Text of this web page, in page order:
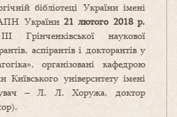
бібліотеці України імені
України 21 лютого 2018 р.
Грінченківської наукової
аспірантів і докторантів у
організовані кафедрою
Київського університету імені
– Л. Л. Хоружа, доктор